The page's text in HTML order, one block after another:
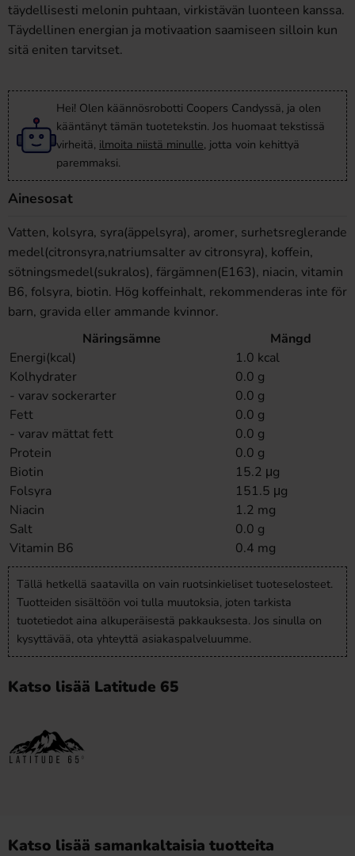
täydellisesti melonin puhtaan, virkistävän luonteen kanssa.
Täydellinen energian ja motivaation saamiseen silloin kun
sitä eniten tarvitset.
Hei! Olen käännösrobotti Coopers Candyssä, ja olen
kääntänyt tämän tuotetekstin. Jos huomaat tekstissä
virheitä, ilmoita niistä minulle, jotta voin kehittyä
paremmaksi.
Ainesosat
Vatten, kolsyra, syra(äppelsyra), aromer, surhetsreglerande
medel(citronsyra,natriumsalter av citronsyra), koffein,
sötningsmedel(sukralos), färgämnen(E163), niacin, vitamin
B6, folsyra, biotin. Hög koffeinhalt, rekommenderas inte för
barn, gravida eller ammande kvinnor.
Näringsämne
Mängd
Energi(kcal)
1.0 kcal
Kolhydrater
0.0 g
- varav sockerarter
0.0 g
Fett
0.0 g
- varav mättat fett
0.0 g
Protein
0.0 g
Biotin
15.2 μg
Folsyra
151.5 μg
Niacin
1.2 mg
Salt
0.0 g
Vitamin B6
0.4 mg
Tällä hetkellä saatavilla on vain ruotsinkieliset tuoteselosteet.
Tuotteiden sisältöön voi tulla muutoksia, joten tarkista
tuotetiedot aina alkuperäisestä pakkauksesta. Jos sinulla on
kysyttävää, ota yhteyttä asiakaspalveluumme.
Katso lisää Latitude 65
Katso lisää samankaltaisia tuotteita